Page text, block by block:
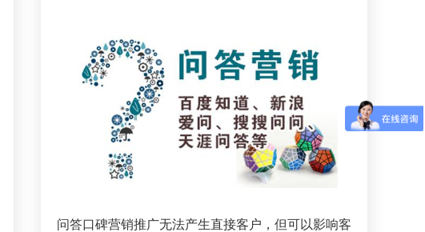
问答口碑营销推广无法产生直接客户，但可以影响客